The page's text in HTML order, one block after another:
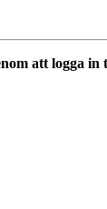
att logga